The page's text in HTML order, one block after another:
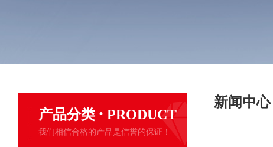
产品分类 · PRODUCT
我们相信合格的产品是信誉的保证！
新闻中心